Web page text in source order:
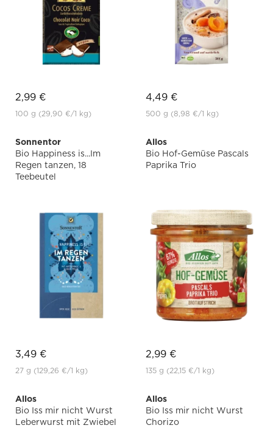
2,99 €
100 g (29,90 €/1 kg)
4,49 €
500 g (8,98 €/1 kg)
Sonnentor
Bio Happiness is...Im
Regen tanzen, 18
Teebeutel
3,49 €
27 g (129,26 €/1 kg)
Allos
Bio Hof-Gemüse Pascals
Paprika Trio
2,99 €
135 g (22,15 €/1 kg)
Allos
Bio Iss mir nicht Wurst
Leberwurst mit Zwiebel
Allos
Bio Iss mir nicht Wurst
Chorizo